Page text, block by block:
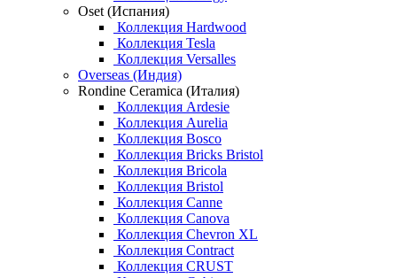
Oset (Испания)
Коллекция Hardwood
Коллекция Tesla
Коллекция Versalles
Overseas (Индия)
Rondine Ceramica (Италия)
Коллекция Ardesie
Коллекция Aurelia
Коллекция Bosco
Коллекция Bricks Bristol
Коллекция Bricola
Коллекция Bristol
Коллекция Canne
Коллекция Canova
Коллекция Chevron XL
Коллекция Contract
Коллекция CRUST